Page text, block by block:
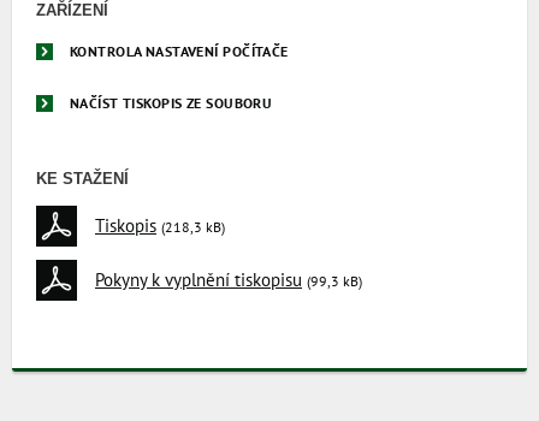
ZAŘÍZENÍ
KONTROLA NASTAVENÍ POČÍTAČE
NAČÍST TISKOPIS ZE SOUBORU
KE STAŽENÍ
Tiskopis (218,3 kB)
Pokyny k vyplnění tiskopisu (99,3 kB)